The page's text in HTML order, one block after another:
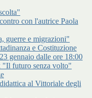
con l'autrice Paola
guerre e migrazioni"
e Costituzione
gennaio dalle ore 18:00
"Il futuro senza volto"
al Vittoriale degli